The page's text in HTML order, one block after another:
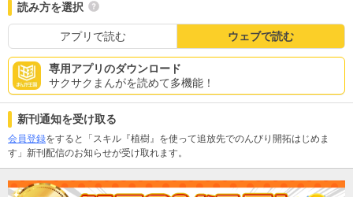
読み方を選択
アプリで読む ウェブで読む
専用アプリのダウンロード
サクサクまんがを読めて多機能！
新刊通知を受け取る
会員登録をすると「スキル『植樹』を使って追放先でのんびり開拓はじめま
す」新刊配信のお知らせが受け取れます。